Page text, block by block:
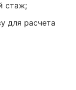
стаж;
для расчета